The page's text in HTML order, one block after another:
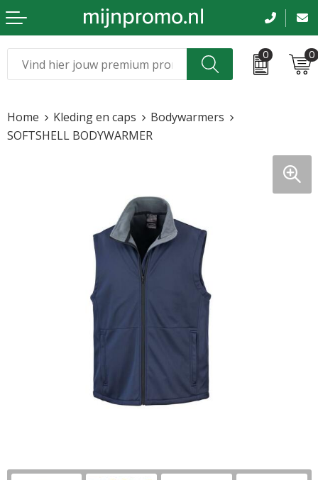
0 0
Kleding & caps
Tassen en reizen
Beurs en evenementen
Bloemen en planten
Sinterklaas
Home Kleding en caps
Bodywarmers
SOFTSHELL BODYWARMER